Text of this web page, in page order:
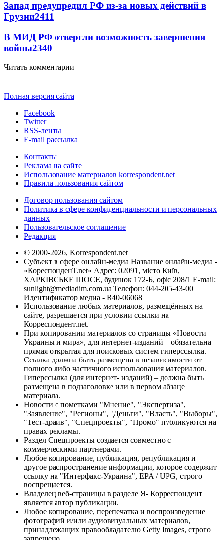
Запад предупредил РФ из-за новых действий в
Грузии2411
В МИД РФ отвергли возможность завершения
войны2340
Читать комментарии
Полная версия сайта
Facebook
Twitter
RSS-ленты
E-mail рассылка
Контакты
Реклама на сайте
Использование материалов korrespondent.net
Правила пользования сайтом
Договор пользования сайтом
Политика в сфере конфиденциальности и персональных
данных
Пользовательское соглашение
Редакция
© 2000-2026, Korrespondent.net
Субъект в сфере онлайн-медиа Название онлайн-медиа -
«КореспонденТ.net» Адрес: 02091, місто Київ,
ХАРКІВСЬКЕ ШОСЕ, будинок 172-Б, офіс 208/1 E-mail:
sunlight@mediadim.com.ua Телефон: 044-205-43-00
Идентификатор медиа - R40-06068
Использование любых материалов, размещённых на
сайте, разрешается при условии ссылки на
Корреспондент.net.
При копировании материалов со страницы «Новости
Украины и мира», для интернет-изданий – обязательна
прямая открытая для поисковых систем гиперссылка.
Ссылка должна быть размещена в независимости от
полного либо частичного использования материалов.
Гиперссылка (для интернет- изданий) – должна быть
размещена в подзаголовке или в первом абзаце
материала.
Новости с пометками "Мнение", "Экспертиза",
"Заявление", "Регионы", "Деньги", "Власть", "Выборы",
"Тест-драйв", "Спецпроекты", "Промо" публикуются на
правах рекламы.
Раздел Спецпроекты создается совместно с
коммерческими партнерами.
Любое копирование, публикация, републикация и
другое распространение информации, которое содержит
ссылку на "Интерфакс-Украина", EPA / UPG, строго
воспрещается.
Владелец веб-страницы в разделе Я- Корреспондент
является автор публикации.
Любое копирование, перепечатка и воспроизведение
фотографий и/или аудиовизуальных материалов,
принадлежащих правообладателю Getty Images, строго
запрещено.